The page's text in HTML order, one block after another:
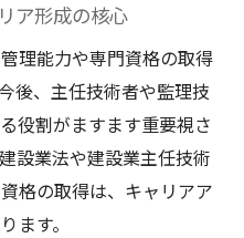
難関資格の年収効果
から見る収入への道
務経験のリアル
任要件を徹底解説
験が昇進に与える影響
際の現場エピソード
ア形成の核心
理能力や専門資格の取得
後、主任技術者や監理技
役割がますます重要視さ
設業法や建設業主任技術
格の取得は、キャリアア
ます。